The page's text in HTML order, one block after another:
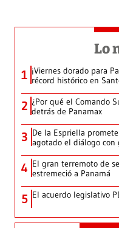
Lo
1 ¡Viernes dorado para
récord histórico en
2 ¿Por qué el Comando
detrás de Panamax
3 De la Espriella
agotado el diálogo con
4 El gran terremoto de
estremeció a Panamá
5 El acuerdo legislativo